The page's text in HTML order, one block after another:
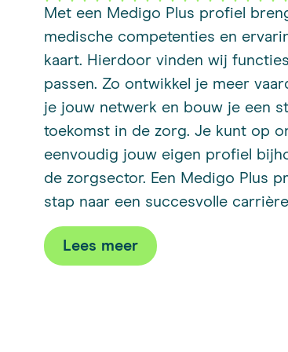
Met een Medigo Plus profiel
medische competenties en
kaart. Hierdoor vinden wij
passen. Zo ontwikkel je meer
je jouw netwerk en bouw je een
toekomst in de zorg. Je kunt op
eenvoudig jouw eigen profiel
de zorgsector. Een Medigo Plus
stap naar een succesvolle
Lees meer